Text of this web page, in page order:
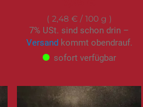
2,48 €/ 100 g
7% USt. sind schon drin –
Versandkommt obendrauf.
sofort verfügbar